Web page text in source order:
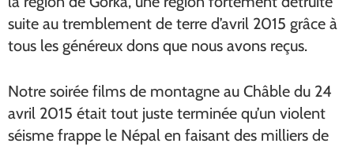
suite au tremblement de terre d’avril 2015 grâce à
tous les généreux dons que nous avons reçus.
Notre soirée films de montagne au Châble du 24
avril 2015 était tout juste terminée qu’un violent
séisme frappe le Népal en faisant des milliers de